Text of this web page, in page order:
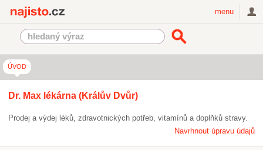
menu
ÚVOD
Dr. Max lékárna (Králův Dvůr)
Prodej a výdej léků, zdravotnických potřeb, vitamínů a doplňků stravy.
Navrhnout úpravu údajů